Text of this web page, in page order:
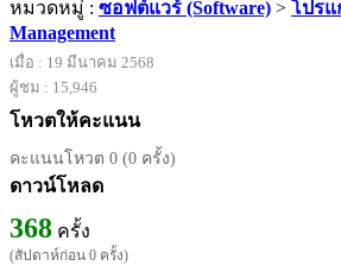
หมวดหมู่ : ซอฟต์แวร์ (Software) > โปร
Management
เมื่อ : 19 มีนาคม 2568
ผู้ชม : 15,946
โหวตให้คะแนน
คะแนนโหวต 0 (0 ครั้ง)
ดาวน์โหลด
368 ครั้ง
(สัปดาห์ก่อน 0 ครั้ง)